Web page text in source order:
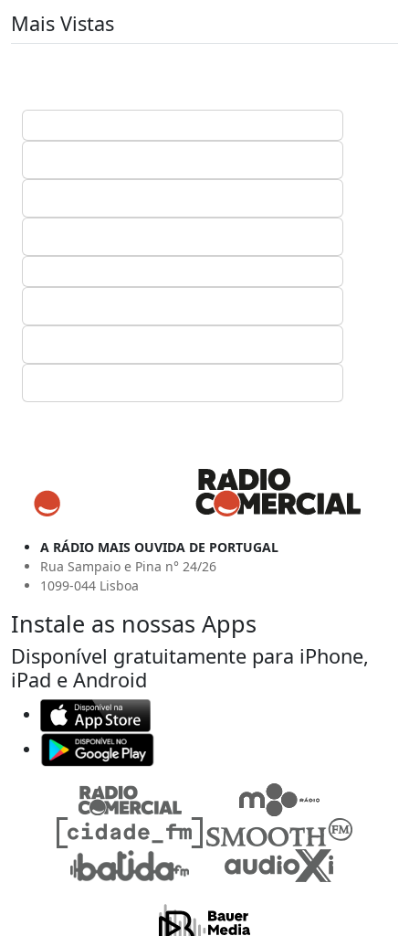
Mais Vistas
A RÁDIO MAIS OUVIDA DE PORTUGAL
Rua Sampaio e Pina n° 24/26
1099-044 Lisboa
Instale as nossas Apps
Disponível gratuitamente para iPhone,
iPad e Android